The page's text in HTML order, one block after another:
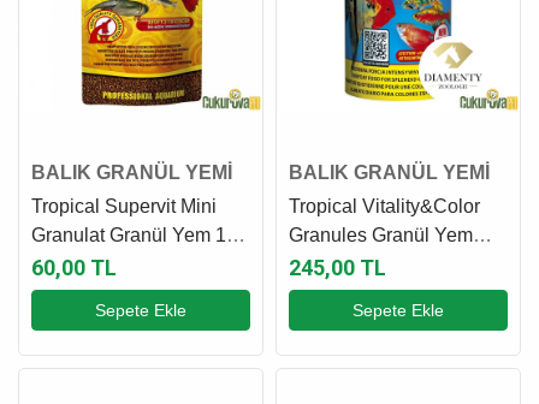
BALIK GRANÜL YEMİ
Tropical Supervit Mini
Granulat Granül Yem 10
Gr
60,00 TL
Sepete Ekle
BALIK GRANÜL YEMİ
Tropical Vitality&Color
Granules Granül Yem
100 Ml - 55 Gr
245,00 TL
Sepete Ekle